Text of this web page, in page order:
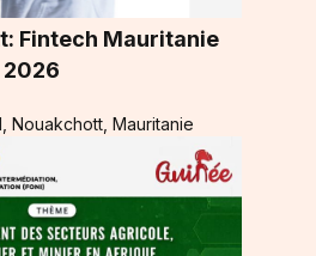
Fintech Mauritanie
2026
Nouakchott, Mauritanie